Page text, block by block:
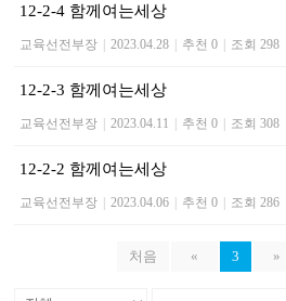
12-2-4 함께여는세상
교육선전부장 2023.04.28 추천 0 조회 298
12-2-3 함께여는세상
교육선전부장 2023.04.11 추천 0 조회 308
12-2-2 함께여는세상
교육선전부장 2023.04.06 추천 0 조회 286
처음 « 3 »